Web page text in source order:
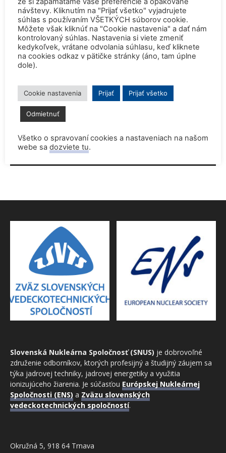
Save my name, email, and website in this browser for the
Slovenská Nukleárna Spoločnosť (SNUS) je dobrovoľné
združenie odborníkov, ktorých profesijný a študijný záujem sa
týka jadrovej techniky, jadrovej energetiky a využitia
ionizujúceho žiarenia. Je súčasťou Európskej Nukleárnej
Spoločnosti (ENS) a Zväzu slovenských
vedeckotechnických spoločností.
Okružná 5, 918 64 Trnava
návštevy. Kliknutím na "Prijať všetko" vyjadrujete
súhlas s používaním VŠETKÝCH súborov cookie.
Môžete však kliknúť na "Cookie nastavenia" a dať nám
kontrolovaný súhlas. Nastavenia si viete zmeniť
kedykoľvek, vrátane odvolania súhlasu, keď kliknete
na cookies odkaz v pätičke stránky (áno, tam úplne
dole).
Cookie nastavenia Prijať Prijať všetko
Odmietnuť
Všetko o spravovaní cookies a nastaveniach na našom
webe sa dozviete tu.